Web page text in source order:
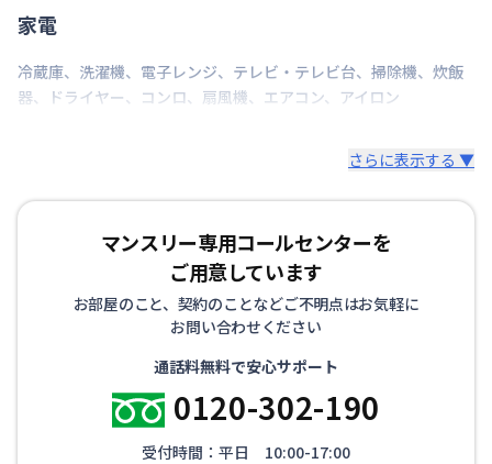
家電
冷蔵庫、 洗濯機、 電子レンジ、 テレビ・テレビ台、 掃除機、 炊飯
器、 ドライヤー、 コンロ、 扇風機、 エアコン、 アイロン
さらに表示する ▼
マンスリー専用コールセンターを
ご用意しています
お部屋のこと、契約のことなどご不明点はお気軽に
お問い合わせください
通話料無料で安心サポート
0120-302-190
受付時間：平日 10:00-17:00